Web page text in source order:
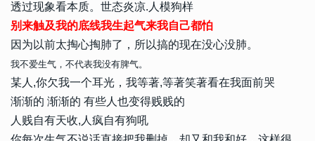
透过现象看本质。世态炎凉.人模狗样
别来触及我的底线我生起气来我自己都怕
因为以前太掏心掏肺了，所以搞的现在没心没肺。
我不爱生气，不代表我没有脾气。
某人,你欠我一个耳光，我等著,等著笑著看在我面前哭
渐渐的 渐渐的 有些人也变得贱贱的
人贱自有天收,人疯自有狗吼